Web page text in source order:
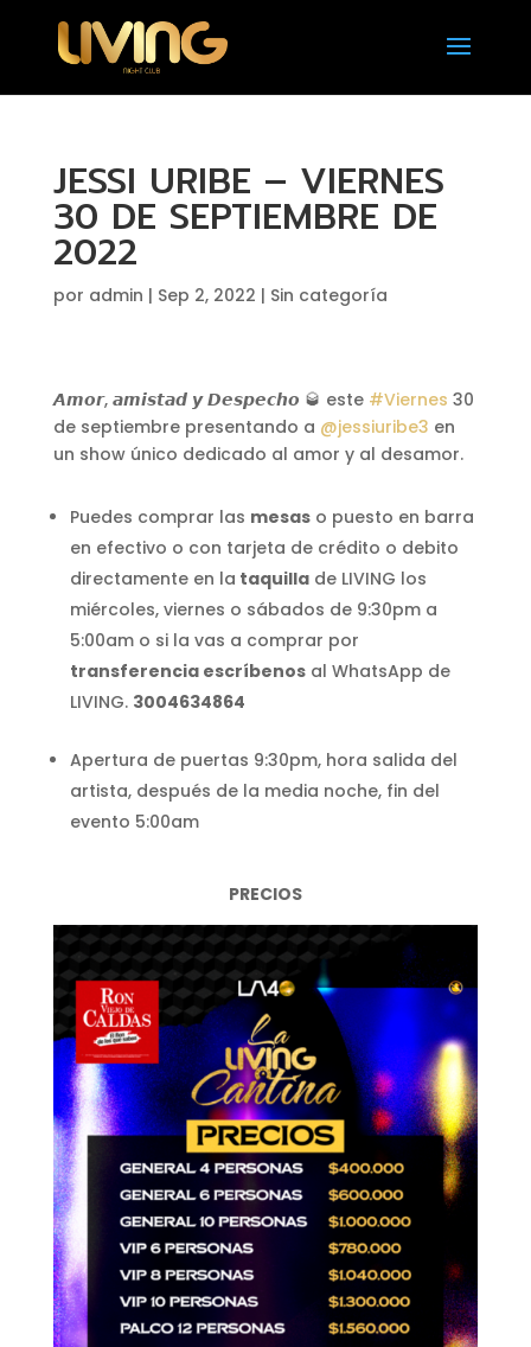
JESSI URIBE – VIERNES
30 DE SEPTIEMBRE DE
2022
por admin | Sep 2, 2022 | Sin categoría
𝘼𝙢𝙤𝙧, 𝙖𝙢𝙞𝙨𝙩𝙖𝙙 𝙮 𝘿𝙚𝙨𝙥𝙚𝙘𝙝𝙤 🥃 este #Viernes 30
de septiembre presentando a @jessiuribe3 en
un show único dedicado al amor y al desamor.
Puedes comprar las mesaso puesto en barra
en efectivo o con tarjeta de crédito o debito
directamente en la taquillade LIVING los
miércoles, viernes o sábados de 9:30pm a
5:00am o si la vas a comprar por
transferencia escríbenosal WhatsApp de
LIVING. 3004634864
Apertura de puertas 9:30pm, hora salida del
artista, después de la media noche, fin del
evento 5:00am
PRECIOS